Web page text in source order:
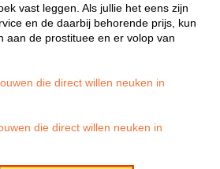
vast leggen. Als jullie het eens zijn
en de daarbij behorende prijs, kun
aan de prostituee en er volop van
die direct willen neuken in
die direct willen neuken in